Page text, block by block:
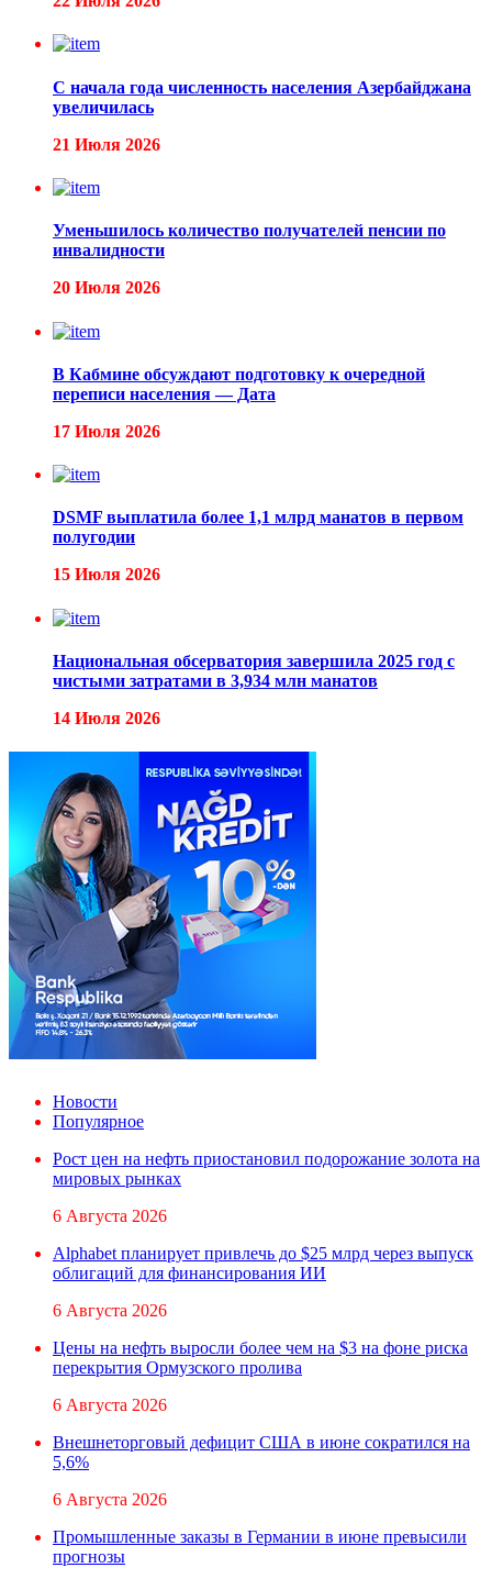
С начала года численность населения Азербайджана
увеличилась
21 Июля 2026
Уменьшилось количество получателей пенсии по
инвалидности
20 Июля 2026
В Кабмине обсуждают подготовку к очередной
переписи населения — Дата
17 Июля 2026
DSMF выплатила более 1,1 млрд манатов в первом
полугодии
15 Июля 2026
Национальная обсерватория завершила 2025 год с
чистыми затратами в 3,934 млн манатов
14 Июля 2026
Новости
Популярное
Рост цен на нефть приостановил подорожание золота на
мировых рынках
6 Августа 2026
Alphabet планирует привлечь до $25 млрд через выпуск
облигаций для финансирования ИИ
6 Августа 2026
Цены на нефть выросли более чем на $3 на фоне риска
перекрытия Ормузского пролива
6 Августа 2026
Внешнеторговый дефицит США в июне сократился на
5,6%
6 Августа 2026
Промышленные заказы в Германии в июне превысили
прогнозы